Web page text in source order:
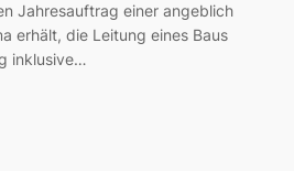
Jahresauftrag einer angeblich
erhält, die Leitung eines Baus
inklusive…